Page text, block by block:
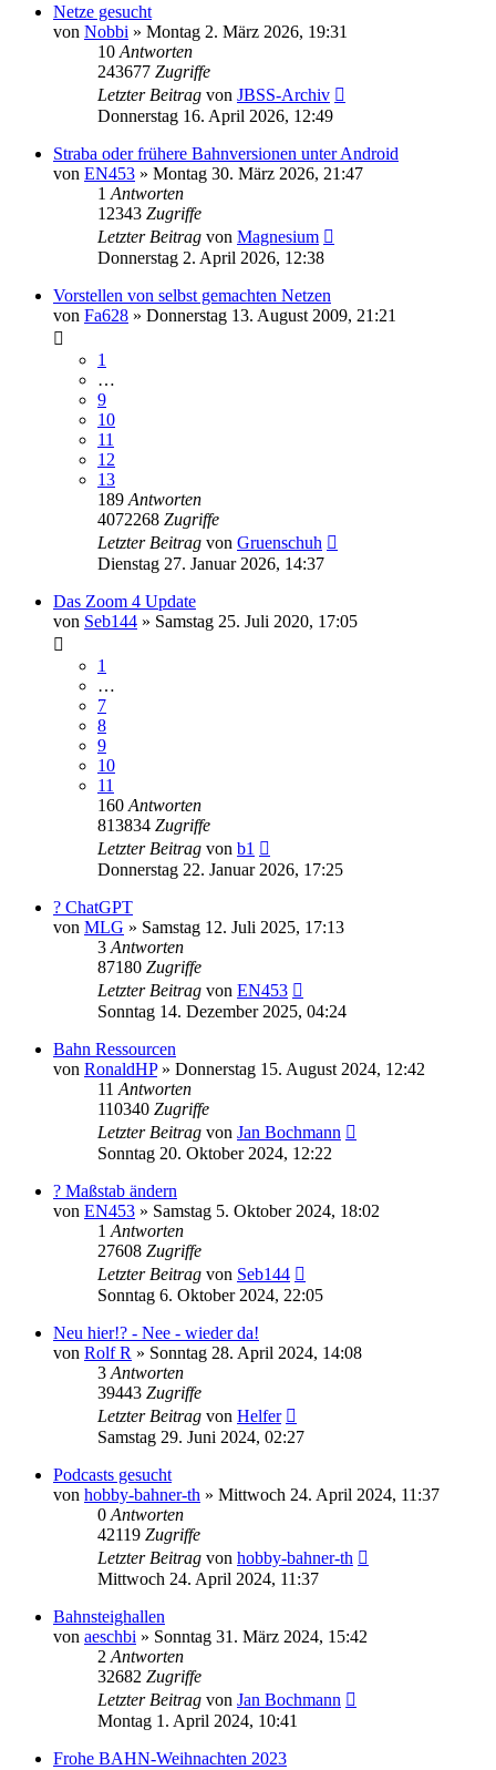
Netze gesucht
von Nobbi » Montag 2. März 2026, 19:31
10 Antworten
243677 Zugriffe
Letzter Beitrag von JBSS-Archiv
Donnerstag 16. April 2026, 12:49
Straba oder frühere Bahnversionen unter Android
von EN453 » Montag 30. März 2026, 21:47
1 Antworten
12343 Zugriffe
Letzter Beitrag von Magnesium
Donnerstag 2. April 2026, 12:38
Vorstellen von selbst gemachten Netzen
von Fa628 » Donnerstag 13. August 2009, 21:21
1
…
9
10
11
12
13
189 Antworten
4072268 Zugriffe
Letzter Beitrag von Gruenschuh
Dienstag 27. Januar 2026, 14:37
Das Zoom 4 Update
von Seb144 » Samstag 25. Juli 2020, 17:05
1
…
7
8
9
10
11
160 Antworten
813834 Zugriffe
Letzter Beitrag von b1
Donnerstag 22. Januar 2026, 17:25
? ChatGPT
von MLG » Samstag 12. Juli 2025, 17:13
3 Antworten
87180 Zugriffe
Letzter Beitrag von EN453
Sonntag 14. Dezember 2025, 04:24
Bahn Ressourcen
von RonaldHP» Donnerstag 15. August 2024, 12:42
11 Antworten
110340 Zugriffe
Letzter Beitrag von Jan Bochmann
Sonntag 20. Oktober 2024, 12:22
? Maßstab ändern
von EN453 » Samstag 5. Oktober 2024, 18:02
1 Antworten
27608 Zugriffe
Letzter Beitrag von Seb144
Sonntag 6. Oktober 2024, 22:05
Neu hier!? - Nee - wieder da!
von Rolf R » Sonntag 28. April 2024, 14:08
3 Antworten
39443 Zugriffe
Letzter Beitrag von Helfer
Samstag 29. Juni 2024, 02:27
Podcasts gesucht
von hobby-bahner-th » Mittwoch 24. April 2024, 11:37
0 Antworten
42119 Zugriffe
Letzter Beitrag von hobby-bahner-th
Mittwoch 24. April 2024, 11:37
Bahnsteighallen
von aeschbi » Sonntag 31. März 2024, 15:42
2 Antworten
32682 Zugriffe
Letzter Beitrag von Jan Bochmann
Montag 1. April 2024, 10:41
Frohe BAHN-Weihnachten 2023